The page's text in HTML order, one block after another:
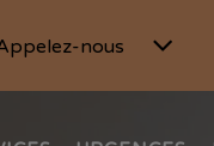
nous